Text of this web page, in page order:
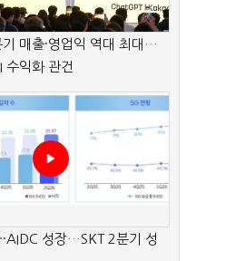
매출·영업익 역대 최대…
수익화 관건
·AIDC 성장…SKT 2분기 성